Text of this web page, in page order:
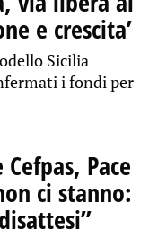
e crescita’
Sicilia
i fondi per
Pace
ci stanno: